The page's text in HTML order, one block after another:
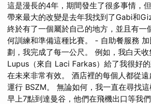
這是漫長的4年，期間發生了很多事情，
帶來最大的改變是去年我找到了Gabi和
終於有了一個屬於自己的地方，並且有一
何訓練和準備這種比賽。 - 自助餐服務
劃，我完成了每一公尺。 例如，我白天收
Lupus（來自 Laci Farkas）給了我很好
在未來非常有效。 酒店裡的每個人都從
運行 BSZM。 無論如何，我一直在尋找
早上7點到達曼谷，他們在飛機出口等我